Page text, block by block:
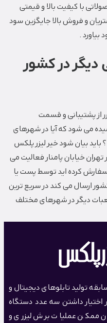
با کیفیت بالا و قیمتی
و فروش بالا جایگزین سود
بیاورد .
دیگر در کشور
از پشتیبانی و قسمت
می شود که آیا در شهرهای
بیان شود خیر لیزر پلکس
خیابان پامنار فعالیت می
کرده اید توسط پست یا
ارسال می کند در سریع ترین
دیگر در شهرهای مختلف
پلکس با 10 سال سابقه تولید تابلوهای دیجیتال و
داشتن سه عدد دستگاه
ممکن عملیات برش لیزری و